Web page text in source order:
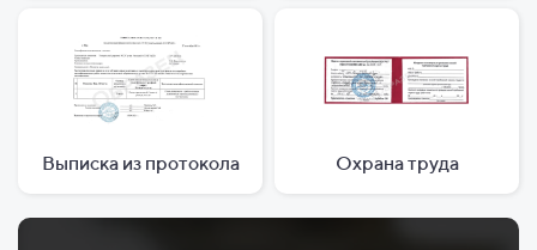
Выписка из протокола Охрана труда